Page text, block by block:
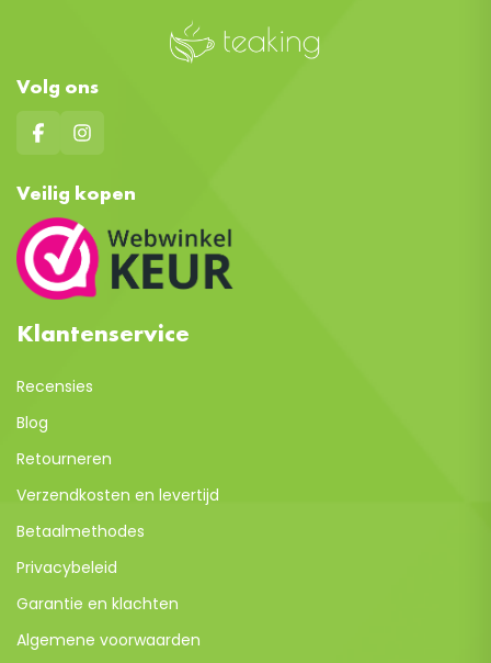
Volg ons
Veilig kopen
Klantenservice
Recensies
Blog
Retourneren
Verzendkosten en levertijd
Betaalmethodes
Privacybeleid
Garantie en klachten
Algemene voorwaarden